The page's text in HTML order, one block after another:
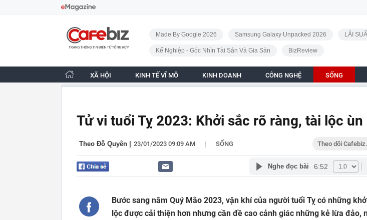
CafeBiz - Trang chủ
Made By Google 2026 Samsung Galaxy Unpacked 2026 LÃI
Kế Nghiệp - Góc Nhìn Tài Sản Và Gia Sản BizReview
XÃ HỘI KINH TẾ VĨ MÔ KINH DOANH CÔNG NGHỆ SỐNG
Tử vi tuổi Tỵ 2023: Khởi sắc rõ ràng, tài lộc
Theo Đỗ Quyên 23/01/2023 09:09 AM | SỐNG Theo dõi
Nghe đọc bài 6:52
Bước sang năm Quý Mão 2023, vận khí của người tuổi Tỵ có những
lộc được cải thiện hơn nhưng cần đề cao cảnh giác những kẻ lừa đảo,